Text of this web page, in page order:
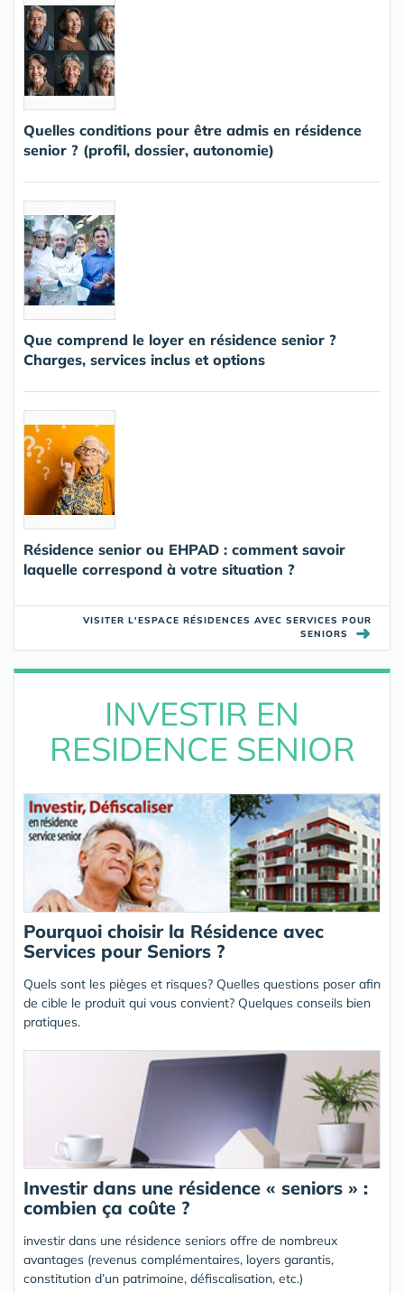
Quelles conditions pour être admis en résidence
senior ? (profil, dossier, autonomie)
Que comprend le loyer en résidence senior ?
Charges, services inclus et options
Résidence senior ou EHPAD : comment savoir
laquelle correspond à votre situation ?
VISITER L'ESPACE RÉSIDENCES AVEC SERVICES POUR
SENIORS
➜
INVESTIR EN
RESIDENCE SENIOR
Pourquoi choisir la Résidence avec
Services pour Seniors ?
Quels sont les pièges et risques? Quelles questions poser afin
de cible le produit qui vous convient? Quelques conseils bien
pratiques.
Investir dans une résidence « seniors » :
combien ça coûte ?
investir dans une résidence seniors offre de nombreux
avantages (revenus complémentaires, loyers garantis,
constitution d’un patrimoine, défiscalisation, etc.)